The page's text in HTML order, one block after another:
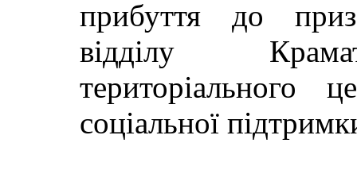
прибуття до
відділу
територіального
соціальної